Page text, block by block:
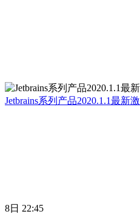
Jetbrains系列产品2020.1.1最新
8日 22:45